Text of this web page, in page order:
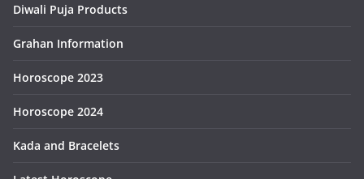
Diwali Puja Products
Grahan Information
Horoscope 2023
Horoscope 2024
Kada and Bracelets